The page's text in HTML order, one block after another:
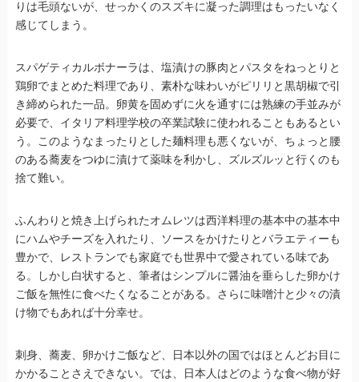
りは毛頭ないが、せっかくのスズキに凝った調理はもったいなく
感じてしまう。
スパゲティカルボナーラは、塩漬けの豚肉とパスタをねっとりと
鶏卵でまとめた料理であり、素朴な味わいがピリリと黒胡椒で引
き締められた一品。卵黄を固めずに火を通すには熟練の手並みが
必要で、イタリア料理学校の卒業試験に使われることもあるとい
う。このようなまったりとした麺料理も悪くないが、ちょっと腰
のある蕎麦をつゆに漬けて薬味を利かし、ズルズルッと行くのも
捨て難い。
ふんわりと焼き上げられたオムレツは西洋料理の基本中の基本中
にハムやチーズを入れたり、ソースをかけたりとバラエティーも
豊かで、レストランでも家庭でも世界中で愛されている味であ
る。しかし白状すると、筆者はシンプルに醤油を垂らした卵かけ
ご飯を無性に食べたくなることがある。さらに味噌汁と少々の漬
け物でもあれば十分幸せ。
刺身、蕎麦、卵かけご飯など、日本以外の国ではほとんどお目に
かかることさえできない。では、日本人はどのような食べ物が好